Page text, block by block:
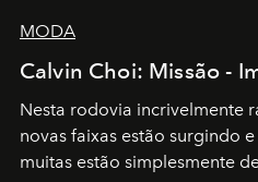
MODA
Calvin Choi: Missão -
Nesta rodovia incrivelmente
novas faixas estão surgindo
muitas estão simplesmente